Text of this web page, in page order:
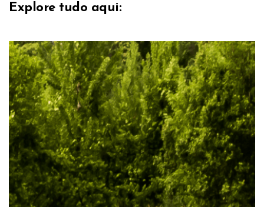
Explore tudo aqui: